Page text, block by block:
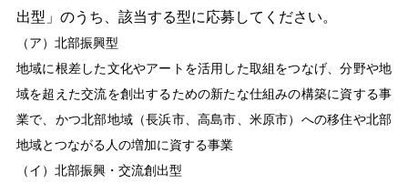
出型」のうち、該当する型に応募してください。
（ア）北部振興型
地域に根差した文化やアートを活用した取組をつなげ、分野や地
域を超えた交流を創出するための新たな仕組みの構築に資する事
業で、かつ北部地域（長浜市、高島市、米原市）への移住や北部
地域とつながる人の増加に資する事業
（イ）北部振興・交流創出型